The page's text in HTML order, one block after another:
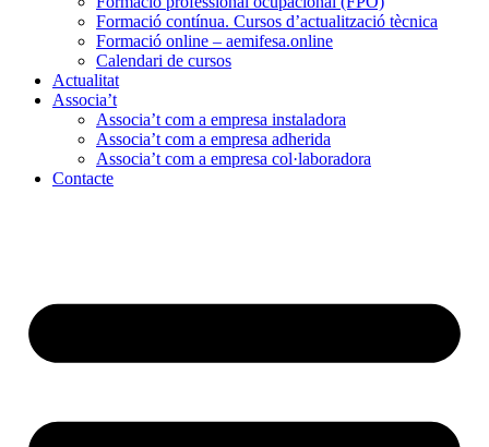
Formació contínua. Cursos d’actualització tècnica
Formació online – aemifesa.online
Calendari de cursos
Actualitat
Associa’t
Associa’t com a empresa instaladora
Associa’t com a empresa adherida
Associa’t com a empresa col·laboradora
Contacte